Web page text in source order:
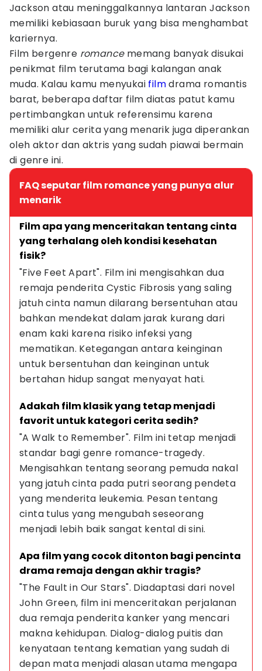
Jackson atau meninggalkannya lantaran Jackson
memiliki kebiasaan buruk yang bisa menghambat
kariernya.
Film bergenre romancememang banyak disukai
penikmat film terutama bagi kalangan anak
muda. Kalau kamu menyukai filmdrama romantis
barat, beberapa daftar film diatas patut kamu
pertimbangkan untuk referensimu karena
memiliki alur cerita yang menarik juga diperankan
oleh aktor dan aktris yang sudah piawai bermain
di genre ini.
FAQ seputar film romance yang punya alur
menarik
Film apa yang menceritakan tentang cinta
yang terhalang oleh kondisi kesehatan
fisik?
"Five Feet Apart". Film ini mengisahkan dua
remaja penderita Cystic Fibrosis yang saling
jatuh cinta namun dilarang bersentuhan atau
bahkan mendekat dalam jarak kurang dari
enam kaki karena risiko infeksi yang
mematikan. Ketegangan antara keinginan
untuk bersentuhan dan keinginan untuk
bertahan hidup sangat menyayat hati.
Adakah film klasik yang tetap menjadi
favorit untuk kategori cerita sedih?
"A Walk to Remember". Film ini tetap menjadi
standar bagi genre romance-tragedy.
Mengisahkan tentang seorang pemuda nakal
yang jatuh cinta pada putri seorang pendeta
yang menderita leukemia. Pesan tentang
cinta tulus yang mengubah seseorang
menjadi lebih baik sangat kental di sini.
Apa film yang cocok ditonton bagi pencinta
drama remaja dengan akhir tragis?
"The Fault in Our Stars". Diadaptasi dari novel
John Green, film ini menceritakan perjalanan
dua remaja penderita kanker yang mencari
makna kehidupan. Dialog-dialog puitis dan
kenyataan tentang kematian yang sudah di
depan mata menjadi alasan utama mengapa